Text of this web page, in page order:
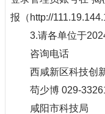
报（http://
3.请各单位于
咨询电话
西咸新区科技创
苟少博 029-
咸阳市科技局